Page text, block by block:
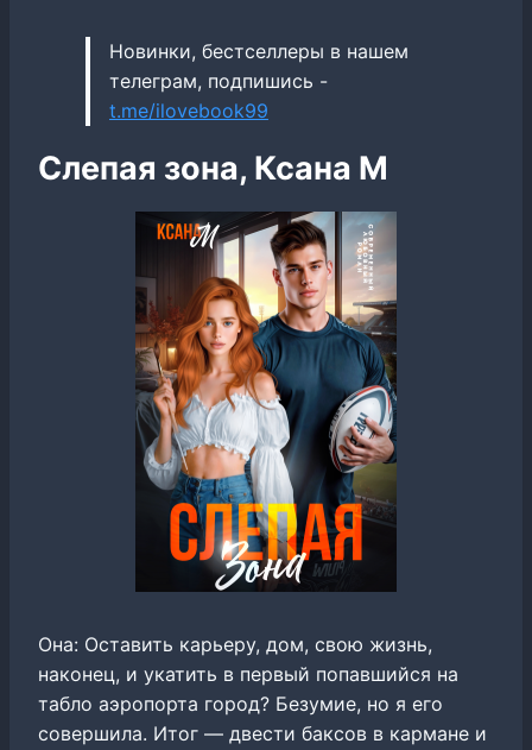
Новинки, бестселлеры в нашем
телеграм, подпишись -
t.me/ilovebook99
Слепая зона, Ксана М
Она: Оставить карьеру, дом, свою жизнь,
наконец, и укатить в первый попавшийся на
табло аэропорта город? Безумие, но я его
совершила. Итог ― двести баксов в кармане и